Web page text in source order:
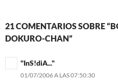
21 COMENTARIOS SOBRE
DOKURO-CHAN”
"InS!diA..."
01/07/2006 A LAS 07:50:30